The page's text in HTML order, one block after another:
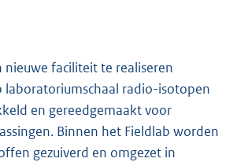
nieuwe faciliteit te realiseren
laboratoriumschaal radio-isotopen
en gereedgemaakt voor
Binnen het Fieldlab worden
gezuiverd en omgezet in